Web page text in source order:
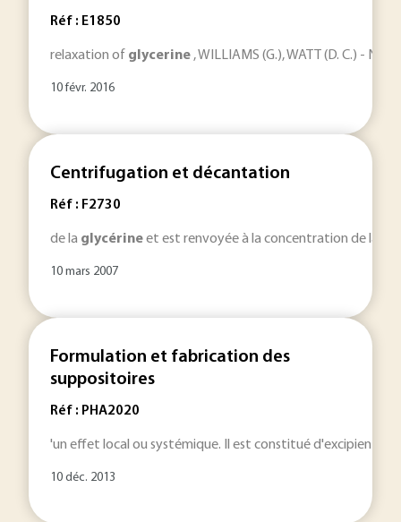
Réf : E1850
relaxation of glycerine , WILLIAMS (G.), WATT (D. C.) -
10 févr. 2016
Centrifugation et décantation
Réf : F2730
de la glycérineet est renvoyée à la concentration de la
10 mars 2007
Formulation et fabrication des
suppositoires
Réf : PHA2020
'un effet local ou systémique. Il est constitué d'excipients
10 déc. 2013